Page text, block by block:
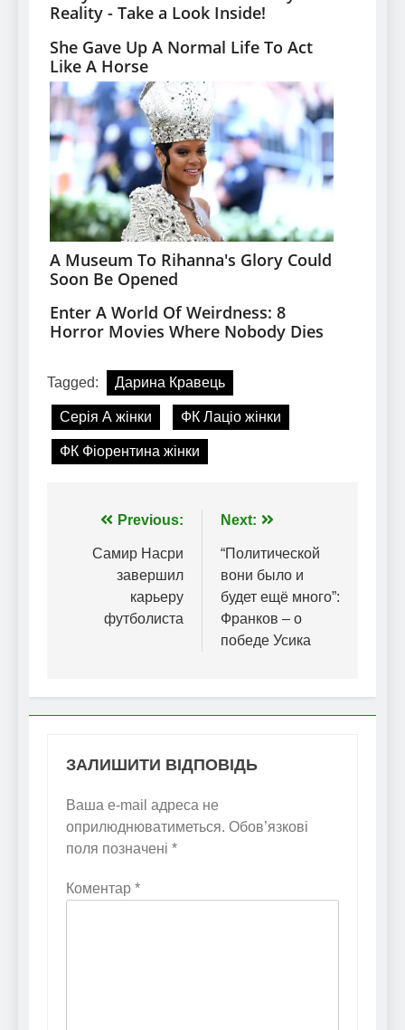
Tagged: Дарина Кравець
Серія А жінки ФК Лаціо жінки
ФК Фіорентина жінки
Навігація
записів
Previous:
Самир Насри
завершил
карьеру
футболиста
Next:
“Политической
вони было и
будет ещё много”:
Франков – о
победе Усика
ЗАЛИШИТИ ВІДПОВІДЬ
Ваша e-mail адреса не
оприлюднюватиметься. Обов’язкові
поля позначені *
Коментар *